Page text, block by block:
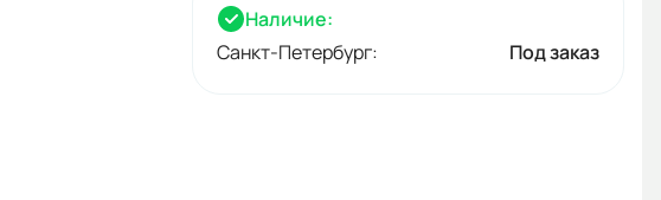
Наличие:
Санкт-Петербург:
Под заказ